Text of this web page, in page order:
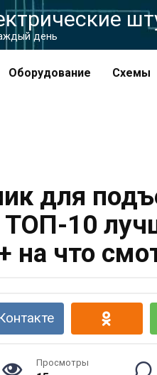
день
Оборудование Схемы
для
10
на что
Просмотры